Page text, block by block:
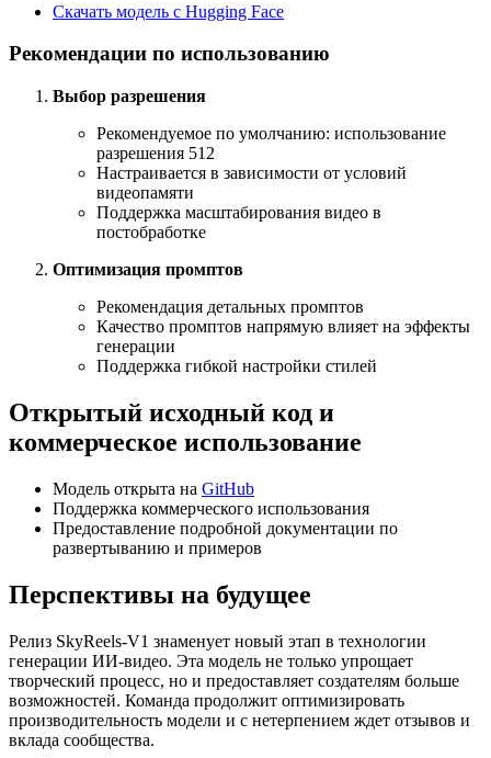
Скачать модель с Hugging Face
Рекомендации по использованию
Выбор разрешения
Рекомендуемое по умолчанию: использование
разрешения 512
Настраивается в зависимости от условий
видеопамяти
Поддержка масштабирования видео в
постобработке
Оптимизация промптов
Рекомендация детальных промптов
Качество промптов напрямую влияет на эффекты
генерации
Поддержка гибкой настройки стилей
Открытый исходный код и
коммерческое использование
Модель открыта на GitHub
Поддержка коммерческого использования
Предоставление подробной документации по
развертыванию и примеров
Перспективы на будущее
Релиз SkyReels-V1 знаменует новый этап в технологии
генерации ИИ-видео. Эта модель не только упрощает
творческий процесс, но и предоставляет создателям больше
возможностей. Команда продолжит оптимизировать
производительность модели и с нетерпением ждет отзывов и
вклада сообщества.